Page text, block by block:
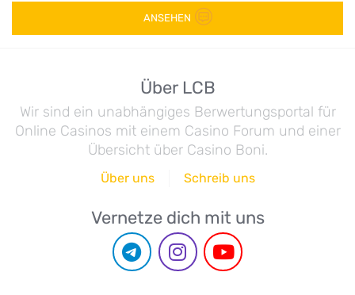
ANSEHEN
Über LCB
Wir sind ein unabhängiges Berwertungsportal für
Online Casinos mit einem Casino Forum und einer
Übersicht über Casino Boni.
Über uns Schreib uns
Vernetze dich mit uns